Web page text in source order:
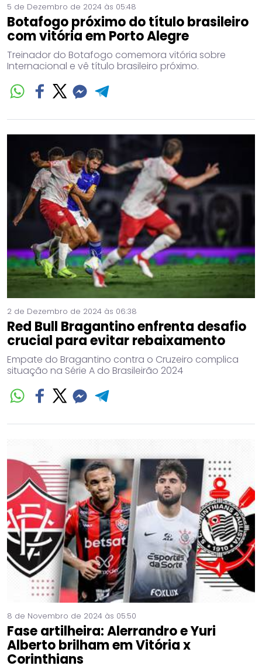
5 de Dezembro de 2024 às 05:48
Botafogo próximo do título brasileiro
com vitória em Porto Alegre
Treinador do Botafogo comemora vitória sobre
Internacional e vê título brasileiro próximo.
2 de Dezembro de 2024 às 06:38
Red Bull Bragantino enfrenta desafio
crucial para evitar rebaixamento
Empate do Bragantino contra o Cruzeiro complica
situação na Série A do Brasileirão 2024
8 de Novembro de 2024 às 05:50
Fase artilheira: Alerrandro e Yuri
Alberto brilham em Vitória x
Corinthians